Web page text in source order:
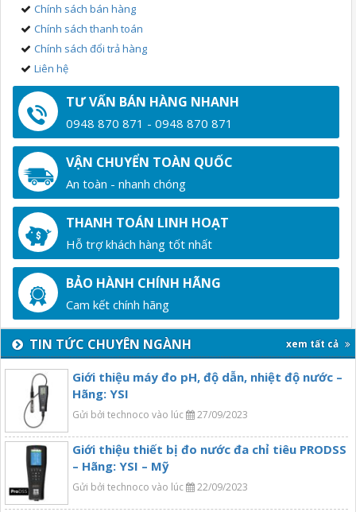
Chính sách bán hàng
Chính sách thanh toán
Chính sách đổi trả hàng
Liên hệ
TƯ VẤN BÁN HÀNG NHANH
0948 870 871 - 0948 870 871
VẬN CHUYỂN TOÀN QUỐC
An toàn - nhanh chóng
THANH TOÁN LINH HOẠT
Hỗ trợ khách hàng tốt nhất
BẢO HÀNH CHÍNH HÃNG
Cam kết chính hãng
TIN TỨC CHUYÊN NGÀNH xem tất cả
Giới thiệu máy đo pH, độ dẫn, nhiệt độ nước –
Hãng: YSI
Gửi bởi technoco vào lúc 27/09/2023
Giới thiệu thiết bị đo nước đa chỉ tiêu PRODSS
– Hãng: YSI – Mỹ
Gửi bởi technoco vào lúc 22/09/2023